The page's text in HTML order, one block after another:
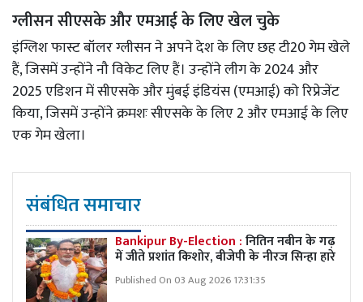
ग्लीसन सीएसके और एमआई के लिए खेल चुके
इंग्लिश फास्ट बॉलर ग्लीसन ने अपने देश के लिए छह टी20 गेम खेले
हैं, जिसमें उन्होंने नौ विकेट लिए हैं। उन्होंने लीग के 2024 और
2025 एडिशन में सीएसके और मुंबई इंडियंस (एमआई) को रिप्रेजेंट
किया, जिसमें उन्होंने क्रमशः सीएसके के लिए 2 और एमआई के लिए
एक गेम खेला।
संबंधित समाचार
Bankipur By-Election :नितिन नबीन के गढ़
में जीते प्रशांत किशोर, बीजेपी के नीरज सिन्हा हारे
Published On 03 Aug 2026 17:31:35